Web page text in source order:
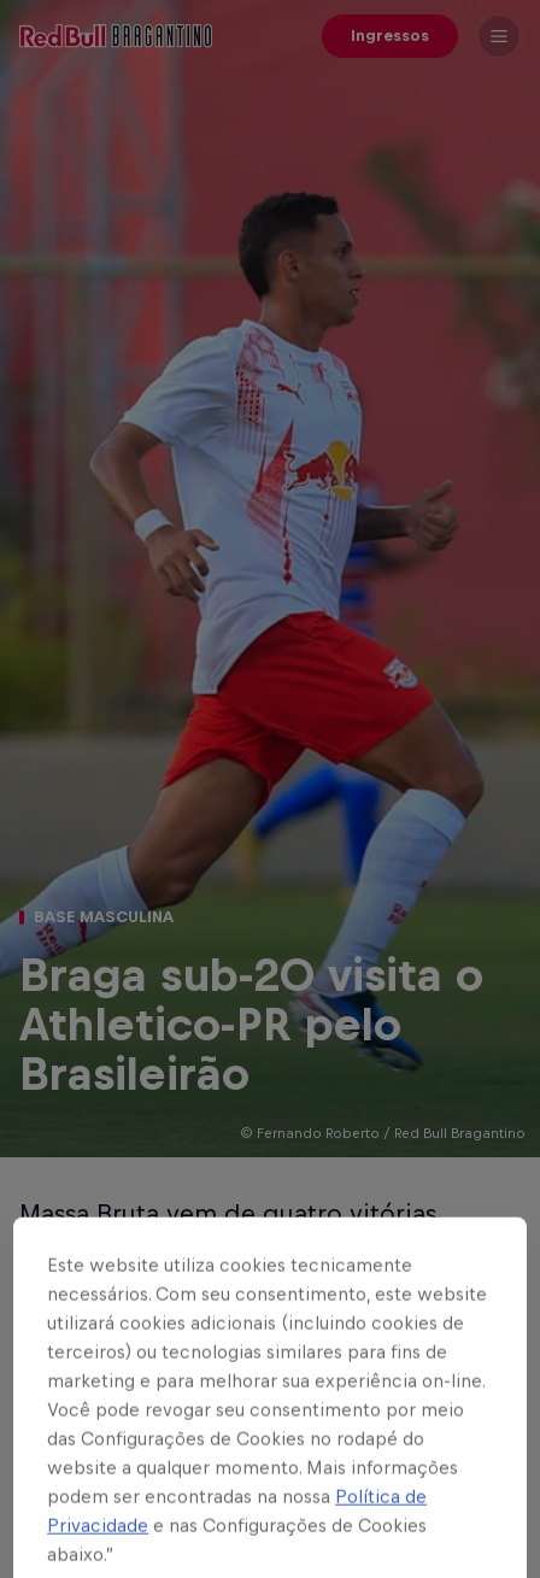
Ingressos
© Fernando Roberto / Red Bull Bragantino
BASE MASCULINA
Braga sub-20 visita o
Athletico-PR pelo
Brasileirão
Massa Bruta vem de quatro vitórias
Escrito por Bruno Sousa
4 min de leitura
O Red Bull Bragantino vai para mais um desafio
pelo Campeonato Brasileiro Sub-20 Série A de
2026. Nesta quarta-feira (13), às 15h, o Massa Bruta
visita a equipe do Athletico-PR, no CAT do Caju, na
Este website utiliza cookies tecnicamente
necessários. Com seu consentimento, este website
utilizará cookies adicionais (incluindo cookies de
terceiros) ou tecnologias similares para fins de
marketing e para melhorar sua experiência on-line.
Você pode revogar seu consentimento por meio
das Configurações de Cookies no rodapé do
website a qualquer momento. Mais informações
podem ser encontradas na nossa Política de
Privacidade e nas Configurações de Cookies
abaixo.”